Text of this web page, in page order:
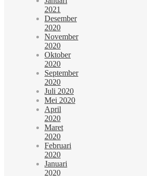
2021
Desember
2020
November
2020
Oktober
2020
September
2020
Juli 2020
Mei 2020
April
2020
Maret
2020
Februari
2020
Januari
2020